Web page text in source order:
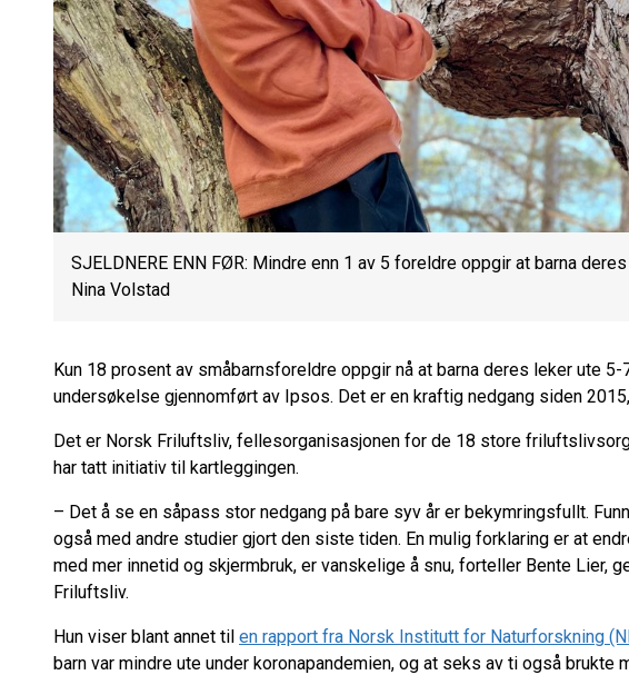
SJELDNERE ENN FØR: Mindre enn 1 av 5 foreldre oppgir at barna
Nina Volstad
Kun 18 prosent av småbarnsforeldre oppgir nå at barna deres leker ute 5-
undersøkelse gjennomført av Ipsos. Det er en kraftig nedgang siden
Det er Norsk Friluftsliv, fellesorganisasjonen for de 18 store
har tatt initiativ til kartleggingen.
– Det å se en såpass stor nedgang på bare syv år er bekymringsfullt.
også med andre studier gjort den siste tiden. En mulig forklaring er at
med mer innetid og skjermbruk, er vanskelige å snu, forteller Bente Lier,
Friluftsliv.
Hun viser blant annet til en rapport fra Norsk Institutt for Naturforskning
barn var mindre ute under koronapandemien, og at seks av ti også brukte